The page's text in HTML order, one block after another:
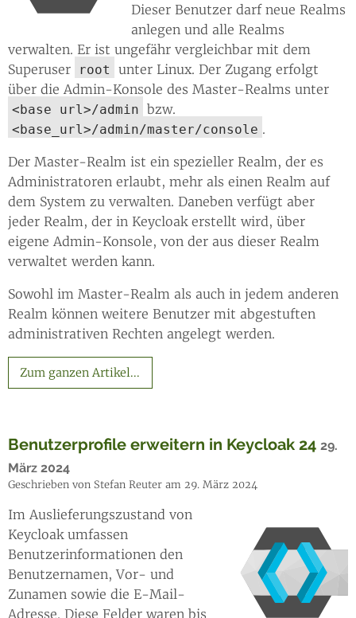
Dieser Benutzer darf neue Realms
anlegen und alle Realms
verwalten. Er ist ungefähr vergleichbar mit dem
Superuser
root
unter Linux. Der Zugang erfolgt
über die Admin-Konsole des Master-Realms unter
<base_url>/admin bzw.
<base_url>/admin/master/console .
Der Master-Realm ist ein spezieller Realm, der es
Administratoren erlaubt, mehr als einen Realm auf
dem System zu verwalten. Daneben verfügt aber
jeder Realm, der in Keycloak erstellt wird, über
eigene Admin-Konsole, von der aus dieser Realm
verwaltet werden kann.
Sowohl im Master-Realm als auch in jedem anderen
Realm können weitere Benutzer mit abgestuften
administrativen Rechten angelegt werden.
Zum ganzen Artikel...
Benutzerprofile erweitern in Keycloak 24 29.
März 2024
Geschrieben von Stefan Reuter am 29. März 2024
Im Auslieferungszustand von
Keycloak umfassen
Benutzerinformationen den
Benutzernamen, Vor- und
Zunamen sowie die E-Mail-
Adresse. Diese Felder waren bis